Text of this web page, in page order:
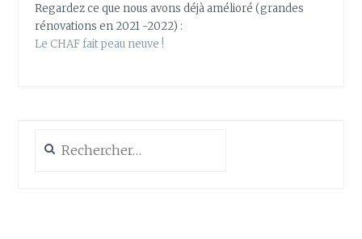
Regardez ce que nous avons déjà amélioré (grandes
rénovations en 2021 -2022) :
Le CHAF fait peau neuve !